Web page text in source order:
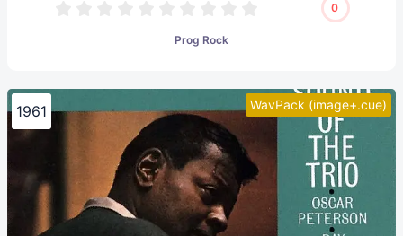
0
Prog Rock
WavPack (image+.cue)
1961